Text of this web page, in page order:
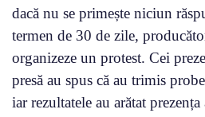
dacă nu se primește niciun
termen de 30 de zile,
organizeze un protest. Cei
presă au spus că au trimis
iar rezultatele au arătat